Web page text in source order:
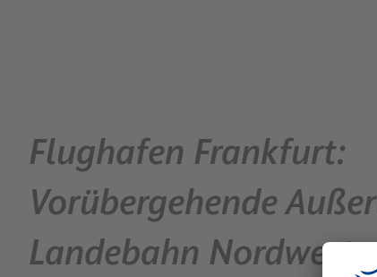
Flughafen Frankfurt:
Vorübergehende
Landebahn Nordwest